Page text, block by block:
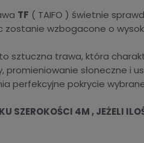
TF ( TAIFO ) świetnie
zostanie wzbogacone o
to sztuczna trawa, która
promieniowanie słoneczne i
perfekcyjne pokrycie
SZEROKOŚCI 4M , JEŻELI